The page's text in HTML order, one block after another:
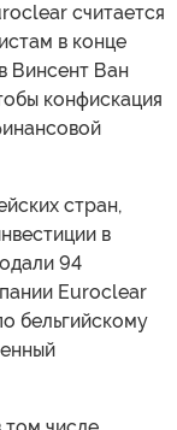
считается
в конце
Винсент Ван
конфискация
стран,
в
94
Euroclear
бельгийскому